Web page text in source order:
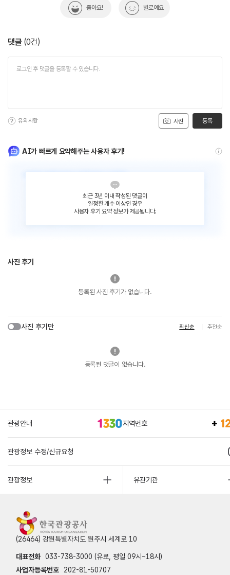
좋아요! 별로예요
댓글 (0건)
사진
유의사항 등록
AI가 빠르게 요약해주는 사용자 후기!
최근 3년 이내 작성된 댓글이
일정한 개수 이상인 경우
사용자 후기 요약 정보가 제공됩니다.
사진 후기
등록된 사진 후기가 없습니다.
사진 후기만 최신순 추천순
등록된 댓글이 없습니다.
관광안내 지역번호
관광정보 수정/신규요청
관광정보 유관기관
(26464) 강원특별자치도 원주시 세계로 10
대표전화 033-738-3000 (유료, 평일 09시~18시)
사업자등록번호
202-81-50707